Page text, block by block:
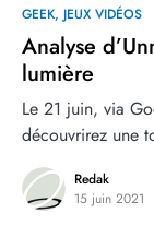
0
GEEK JEUX VIDÉOS
Analyse
lumière
Le 21 juin, via
découvrirez une
Redak
15 juin 2021